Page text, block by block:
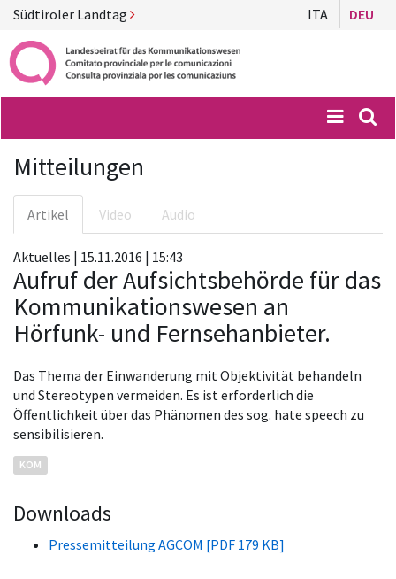
Südtiroler Landtag ITA DEU
Menü
Mitteilungen
Artikel Video Audio
Aktuelles | 15.11.2016 | 15:43
Aufruf der Aufsichtsbehörde für das
Kommunikationswesen an
Hörfunk- und Fernsehanbieter.
Das Thema der Einwanderung mit Objektivität behandeln
und Stereotypen vermeiden. Es ist erforderlich die
Öffentlichkeit über das Phänomen des sog. hate speech zu
sensibilisieren.
KOM
Downloads
Pressemitteilung AGCOM [PDF 179 KB]